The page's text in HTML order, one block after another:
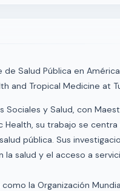
Salud Pública en
and Tropical Medicine at
y Salud, con
Health, su trabajo se centra
pública. Sus
salud y el acceso a
la Organización